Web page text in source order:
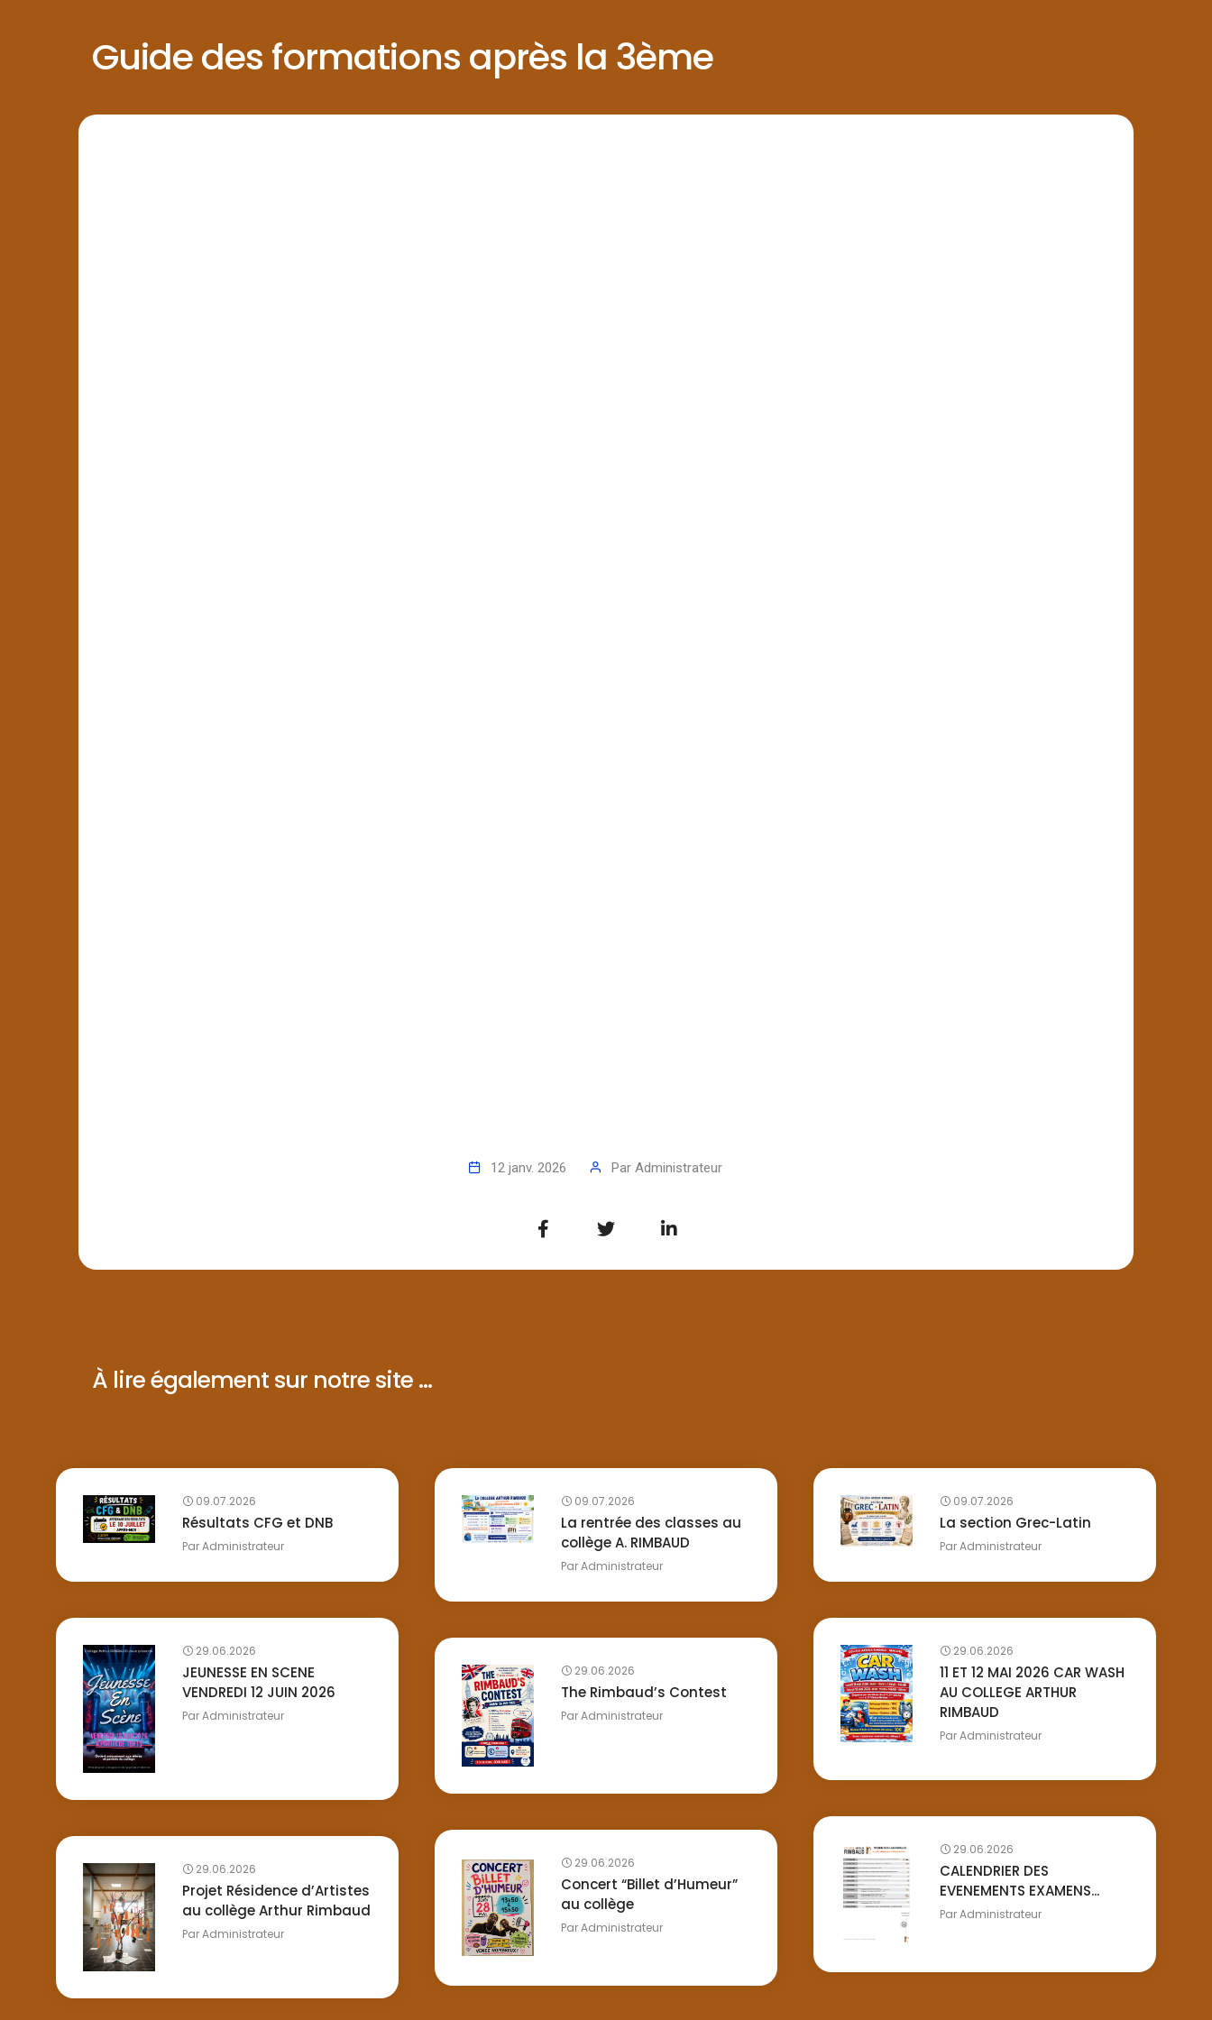
Guide des formations après la 3ème
12 janv. 2026 Par Administrateur
À lire également sur notre site ...
09.07.2026
Résultats CFG et DNB
ParAdministrateur
09.07.2026
La rentrée des classes au
collège A. RIMBAUD
ParAdministrateur
09.07.2026
La section Grec-Latin
ParAdministrateur
29.06.2026
JEUNESSE EN SCENE
VENDREDI 12 JUIN 2026
ParAdministrateur
29.06.2026
11 ET 12 MAI 2026 CAR WASH
AU COLLEGE ARTHUR
RIMBAUD
ParAdministrateur
29.06.2026
The Rimbaud’s Contest
ParAdministrateur
29.06.2026
CALENDRIER DES
EVENEMENTS EXAMENS...
ParAdministrateur
29.06.2026
Concert “Billet d’Humeur”
au collège
ParAdministrateur
29.06.2026
Projet Résidence d’Artistes
au collège Arthur Rimbaud
ParAdministrateur